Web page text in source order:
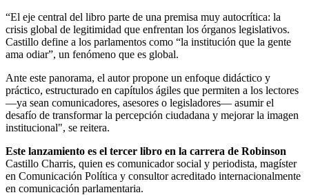
“​El eje central del libro parte de una premisa muy autocrítica: la
crisis global de legitimidad que enfrentan los órganos legislativos.
Castillo define a los parlamentos como “la institución que la gente
ama odiar”, un fenómeno que es global.
Ante este panorama, el autor propone un enfoque didáctico y
práctico, estructurado en capítulos ágiles que permiten a los lectores
—ya sean comunicadores, asesores o legisladores— asumir el
desafío de transformar la percepción ciudadana y mejorar la imagen
institucional", se reitera.
​Este lanzamiento es el tercer libro en la carrera de Robinson
Castillo Charris, quien es comunicador social y periodista, magíster
en Comunicación Política y consultor acreditado internacionalmente
en comunicación parlamentaria.